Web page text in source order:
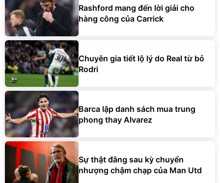
Rashford mang đến lời giải cho
hàng công của Carrick
Chuyên gia tiết lộ lý do Real từ bỏ
Rodri
Barca lập danh sách mua trung
phong thay Alvarez
Sự thật đằng sau kỳ chuyển
nhượng chậm chạp của Man Utd